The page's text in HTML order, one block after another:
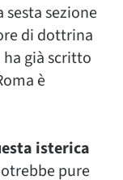
sesta sezione
di dottrina
già scritto
è
isterica
pure